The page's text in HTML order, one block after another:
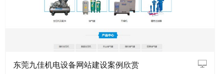
东莞九佳机电设备网站建设案例欣赏